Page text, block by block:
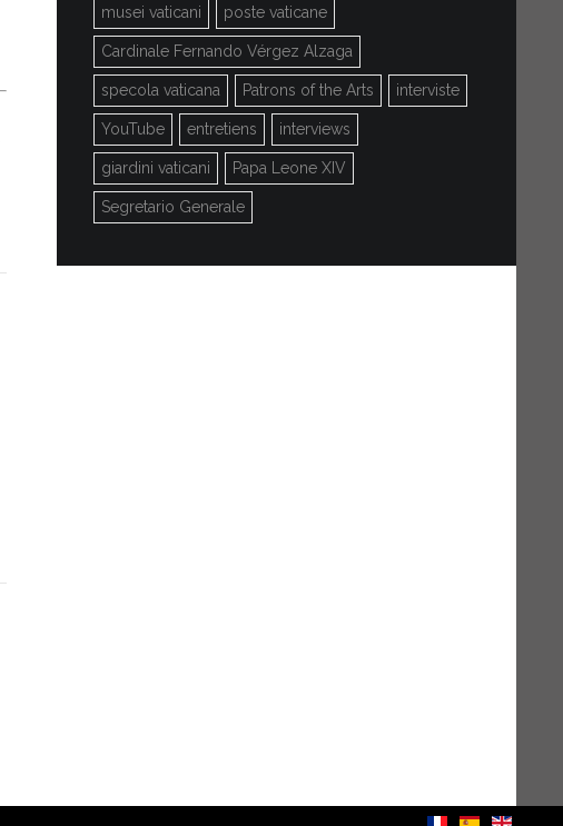
musei vaticani poste vaticane
Cardinale Fernando Vérgez Alzaga
specola vaticana Patrons of the Arts interviste
YouTube entretiens interviews
giardini vaticani Papa Leone XIV
Segretario Generale